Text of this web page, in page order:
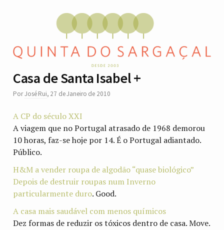
Casa de Santa Isabel +
PorJosé Rui, 27 de Janeiro de 2010
A CP do século XXI
A viagem que no Portugal atrasado de 1968 demorou
10 horas, faz-se hoje por 14. É o Portugal adiantado.
Público.
H&M a vender roupa de algodão “quase biológico”
Depois de destruir roupas num Inverno
particularmente duro. Good.
A casa mais saudável com menos químicos
Dez formas de reduzir os tóxicos dentro de casa. Move.